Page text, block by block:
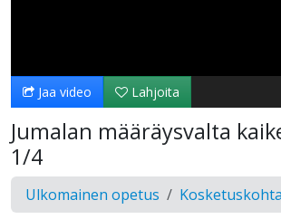
Jaa video Lahjoita
Jumalan määräysvalta
1/4
Ulkomainen opetus Kosketuskohta